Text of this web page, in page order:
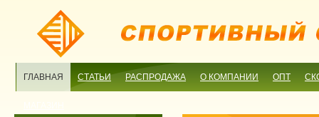
ГЛАВНАЯ СТАТЬИ РАСПРОДАЖА О КОМПАНИИ ОПТ